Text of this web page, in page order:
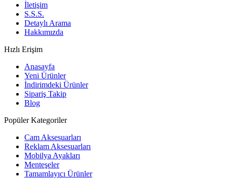
İletişim
S.S.S.
Detaylı Arama
Hakkımızda
Hızlı Erişim
Anasayfa
Yeni Ürünler
İndirimdeki Ürünler
Sipariş Takip
Blog
Popüler Kategoriler
Cam Aksesuarları
Reklam Aksesuarları
Mobilya Ayakları
Menteşeler
Tamamlayıcı Ürünler